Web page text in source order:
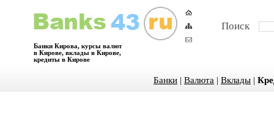
Банки Кирова, курсы валют
в Кирове, вклады в Кирове,
кредиты в Кирове
Поиск
Банки | Валюта | Вклады |